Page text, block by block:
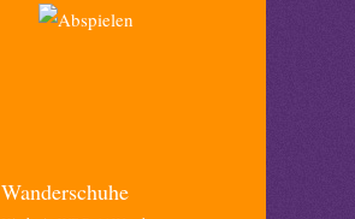
Wanderschuhe